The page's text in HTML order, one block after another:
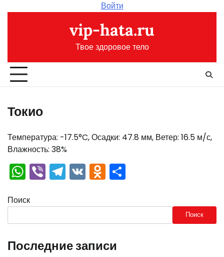
Войти
vip-hata.ru
Твое здоровое тело
Токио
Температура: -17.5°C, Осадки: 47.8 мм, Ветер: 16.5 м/с,
Влажность: 38%
WhatsApp
ViberTelegram
VKOdnoklassniki
Поиск
Поиск
Последние записи